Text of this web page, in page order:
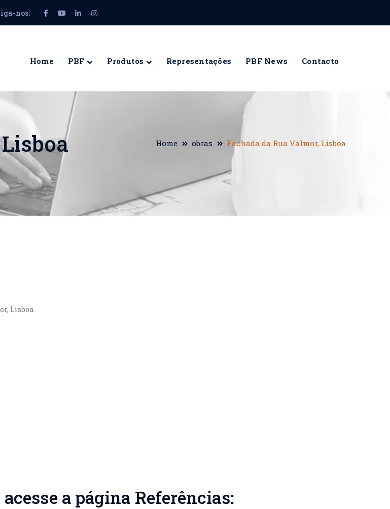
nos:
Facebook
Profile
Youtube
Profile
LinkedIn
ProfileProfile
Home PBF Produtos Representações PBF News Contacto
Home obras Fachada da Rua Valmor, Lisboa
Lisboa.
a página Referências: